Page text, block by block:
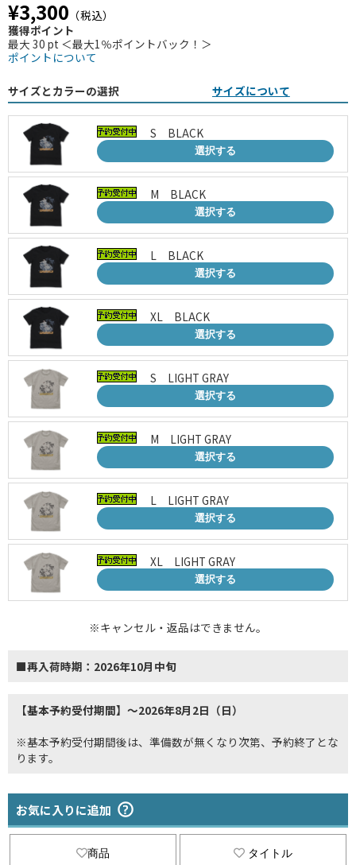
¥3,300 （税込）
獲得ポイント
最大 30 pt ＜最大1％ポイントバック！＞
ポイントについて
サイズとカラーの選択 サイズについて
S BLACK
選択する
M BLACK
選択する
L BLACK
選択する
XL BLACK
選択する
S LIGHT GRAY
選択する
M LIGHT GRAY
選択する
L LIGHT GRAY
選択する
XL LIGHT GRAY
選択する
※キャンセル・返品はできません。
■再入荷時期：2026年10月中旬
【基本予約受付期間】～2026年8月2日（日）
※基本予約受付期間後は、準備数が無くなり次第、予約終了とな
ります。
お気に入りに追加
商品 タイトル